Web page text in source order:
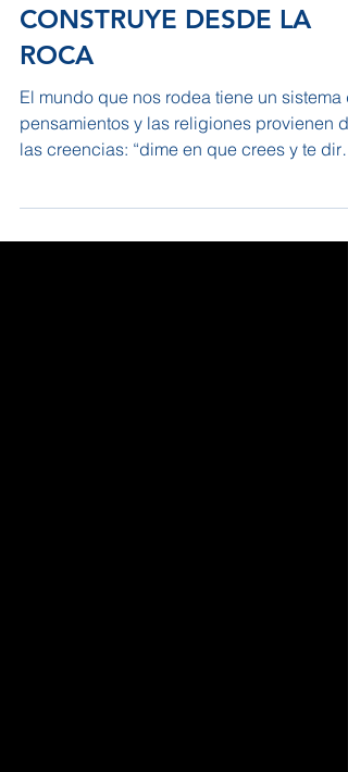
CONSTRUYE DESDE LA
ROCA
El mundo que nos rodea tiene un sistema
pensamientos y las religiones provienen de
quién...